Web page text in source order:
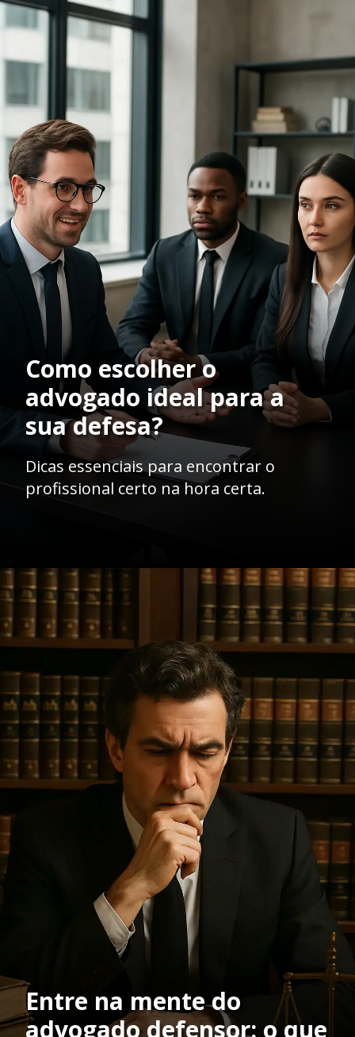
Como escolher o
advogado ideal para a
sua defesa?
Dicas essenciais para encontrar o
profissional certo na hora certa.
Openinghttps://ademilsoncs.adv.br/
Entre na mente do
advogado defensor: o que